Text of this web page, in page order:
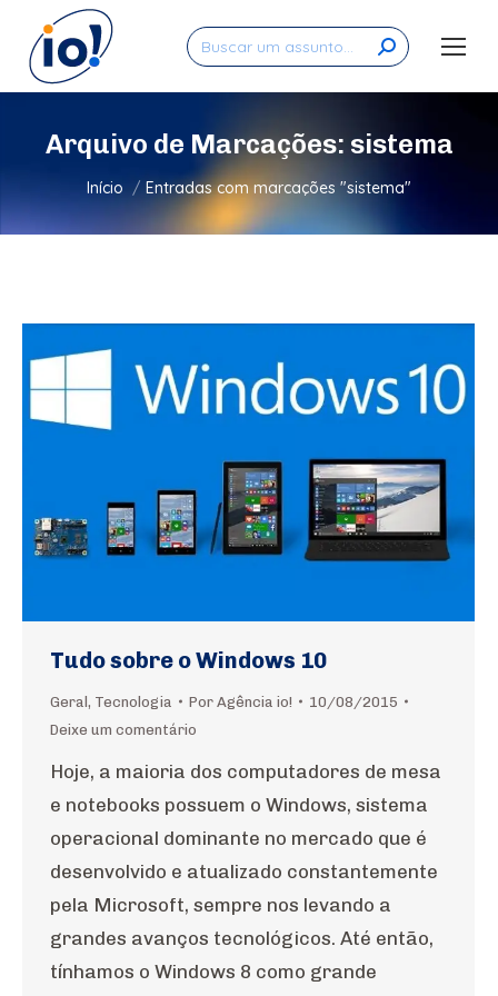
Search:
Arquivo de Marcações: sistema
Você está aqui:
Início Entradas com marcações "sistema"
Tudo sobre o Windows 10
Geral , Tecnologia Por Agência io!
10/08/2015
Deixe um comentário
Hoje, a maioria dos computadores de mesa
e notebooks possuem o Windows, sistema
operacional dominante no mercado que é
desenvolvido e atualizado constantemente
pela Microsoft, sempre nos levando a
grandes avanços tecnológicos. Até então,
tínhamos o Windows 8 como grande